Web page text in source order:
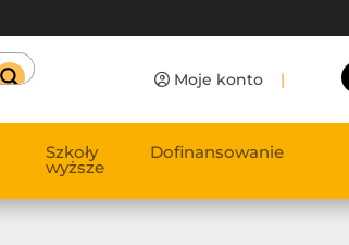
Moje konto |
Szkoły
wyższe
Dofinansowanie